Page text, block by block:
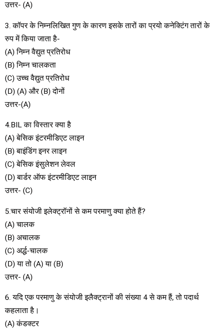
उत्तर- (A)
3. कॉपर के निम्नलिखित गुण के कारण इसके तारों का प्रयो कनेक्टिंग तारों के
रुप में किया जाता है-
(A) निम्न वैद्युत प्रतिरोध
(B) निम्न चालकता
(C) उच्च वैद्युत प्रतिरोध
(D) (A) और (B) दोनों
उत्तर-(A)
4.BIL का विस्तार क्या है
(A) बेसिक इंटरमीडिएट लाइन
(B) बाइंडिंग इनर लाइन
(C) बेसिक इंसुलेशन लेवल
(D) बार्डर ऑफ इंटरमीडिएट लाइन
उत्तर- (C)
5.चार संयोजी इलेक्ट्रॉनों से कम परमाणु क्या होते हैं?
(A) चालक
(B) अचालक
(C) अर्द्ध-चालक
(D) या तो (A) या (B)
उत्तर- (A)
6. यदि एक परमाणु के संयोजी इलैक्ट्रानों की संख्या 4 से कम हैं, तो पदार्थ
कहलाता है।
(A) कंडक्टर